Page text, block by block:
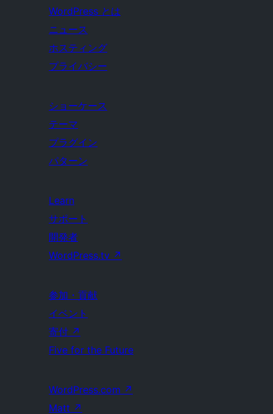
WordPress とは
ニュース
ホスティング
プライバシー
ショーケース
テーマ
プラグイン
パターン
Learn
サポート
開発者
WordPress.tv ↗
参加・貢献
イベント
寄付 ↗
Five for the Future
WordPress.com ↗
Matt ↗